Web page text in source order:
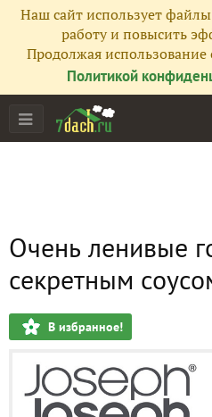
Наш сайт использует
работу и повысить
Продолжая использование
Политикой
Очень ленивые
секретным
В избранное!